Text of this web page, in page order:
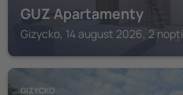
GUZ Apartamenty
Gizycko, 14 august 2026, 2 nopți
GIZYCKO